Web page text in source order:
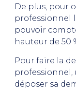
De plus, pour
professionnel
pouvoir
hauteur de 50
Pour faire la
déposer sa